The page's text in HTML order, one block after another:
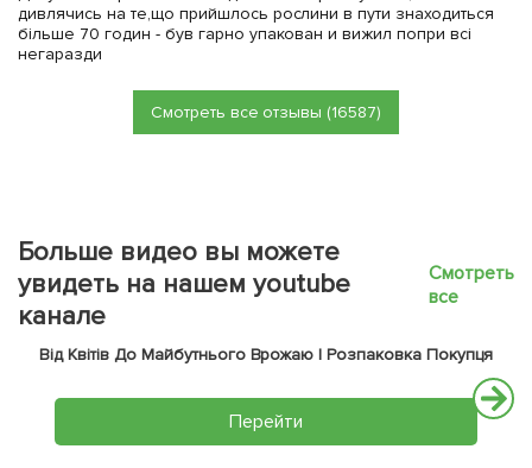
дивлячись на те,що прийшлось рослини в пути знаходиться
більше 70 годин - був гарно упакован и вижил попри всі
негаразди
Смотреть все отзывы (16587)
Больше видео вы можете
увидеть на нашем youtube
канале
Смотреть
все
Від Квітів До Майбутнього Врожаю | Розпаковка Покупця
Перейти